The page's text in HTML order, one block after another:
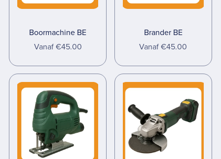
Boormachine BE
Vanaf €45.00
Brander BE
Vanaf €45.00